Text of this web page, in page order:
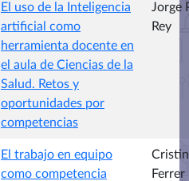
El uso de la Inteligencia
artificial como
herramienta docente en
el aula de Ciencias de la
Salud. Retos y
oportunidades por
competencias
Jorge
Rey
El trabajo en equipo
como competencia
Ferrer